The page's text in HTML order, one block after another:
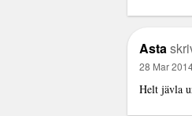
Asta
28 Mar
Helt jävla